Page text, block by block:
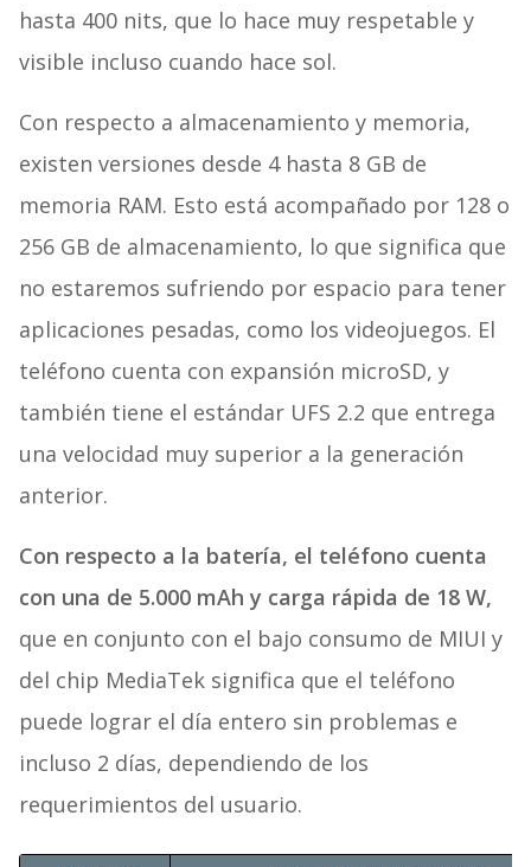
hasta 400 nits, que lo hace muy respetable y
visible incluso cuando hace sol.
Con respecto a almacenamiento y memoria,
existen versiones desde 4 hasta 8 GB de
memoria RAM. Esto está acompañado por 128 o
256 GB de almacenamiento, lo que significa que
no estaremos sufriendo por espacio para tener
aplicaciones pesadas, como los videojuegos. El
teléfono cuenta con expansión microSD, y
también tiene el estándar UFS 2.2 que entrega
una velocidad muy superior a la generación
anterior.
Con respecto a la batería, el teléfono cuenta
con una de 5.000 mAh y carga rápida de 18 W,
que en conjunto con el bajo consumo de MIUI y
del chip MediaTek significa que el teléfono
puede lograr el día entero sin problemas e
incluso 2 días, dependiendo de los
requerimientos del usuario.